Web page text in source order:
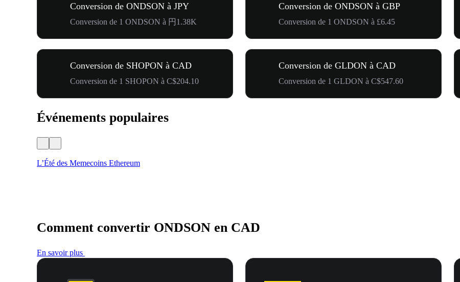
Conversion de ONDSON à JPY
Conversion de 1 ONDSON à 円1.38K
Conversion de ONDSON à GBP
Conversion de 1 ONDSON à £6.45
Conversion de SHOPON à CAD
Conversion de 1 SHOPON à C$204.10
Conversion de GLDON à CAD
Conversion de 1 GLDON à C$547.60
Événements populaires
L’Été des Memecoins Ethereum
Comment convertir ONDSON en CAD
En savoir plus